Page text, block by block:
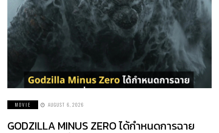
MOVIE AUGUST 6, 2026
GODZILLA MINUS ZERO ได้กำหนดการฉาย